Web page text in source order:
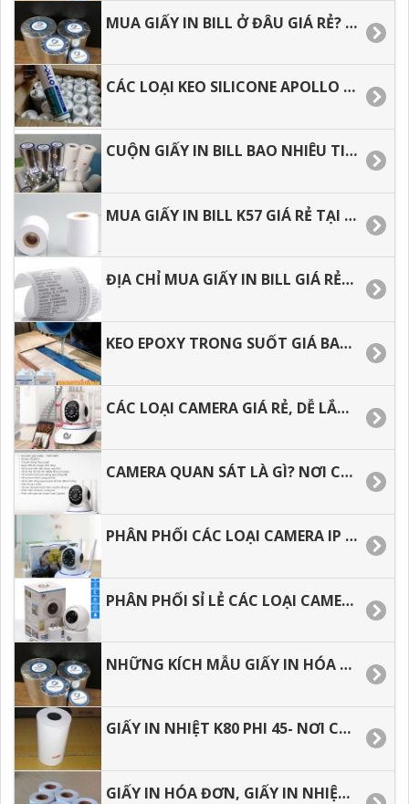
MUA GIẤY IN BILL Ở ĐÂU GIÁ RẺ? GIẤY IN ĐƯỢC SỬ DỤNG NHƯ THẾ NÀO.
CÁC LOẠI KEO SILICONE APOLLO HIỆN NAY, LIÊN HỆ MUA HÀNG SỈ LẺ
CUỘN GIẤY IN BILL BAO NHIÊU TIỀN, ĐỊA CHỈ MUA SỈ LẺ TẠI HCM
MUA GIẤY IN BILL K57 GIÁ RẺ TẠI HCM, GIAO HÀNG NHANH
ĐỊA CHỈ MUA GIẤY IN BILL GIÁ RẺ, GIAO HÀNG NHANH MUA BAO NHIÊU CŨNG CÓ.
KEO EPOXY TRONG SUỐT GIÁ BAO NHIÊU, ĐỊA CHỈ MUA HÀNG GIÁ RẺ TẠI HCM.
CÁC LOẠI CAMERA GIÁ RẺ, DỄ LẮP DẶT CHO GIA ĐÌNH.
CAMERA QUAN SÁT LÀ GÌ? NƠI CUNG CẤP CAMERA GIÁ RẺ CHO ĐẠI LÝ
PHÂN PHỐI CÁC LOẠI CAMERA IP WIFI GIÁ RẺ TẠI BÌNH DƯƠNG
PHÂN PHỐI SỈ LẺ CÁC LOẠI CAMERA IP WIFI GIÁ RẺ TẠI TP.HCM
NHỮNG KÍCH MẪU GIẤY IN HÓA ĐƠN HIỆN NAY
GIẤY IN NHIỆT K80 PHI 45- NƠI CUNG CẤP GIÁ SỈ.
GIẤY IN HÓA ĐƠN, GIẤY IN NHIỆT GIÁ RẺ